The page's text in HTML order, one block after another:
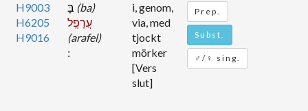
H9003
H6205
H9016
(ba)
עֲרָפֶֽל
(arafel)
i, genom,
via, med
tjockt
mörker
[Vers
slut]
Prep.
Subst.
♂/♀ sing.